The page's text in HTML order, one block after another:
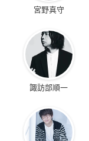
宮野真守
諏訪部順一